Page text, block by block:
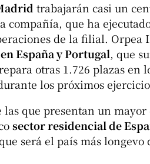
trabajarán casi un
compañía, que ha
de la filial. Orpea
España y Portugal, que
otras 1.726 plazas en
los próximos
las que presentan un
sector residencial de
será el país más longevo